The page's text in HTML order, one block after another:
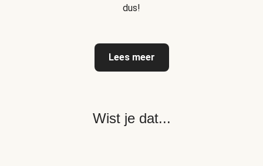
dus!
Lees meer
Wist je dat...